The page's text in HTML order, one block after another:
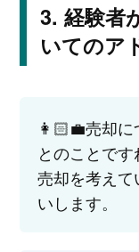
経験者
いてのア
👩🏻‍💼売却
とのことで
売却を考え
いします。